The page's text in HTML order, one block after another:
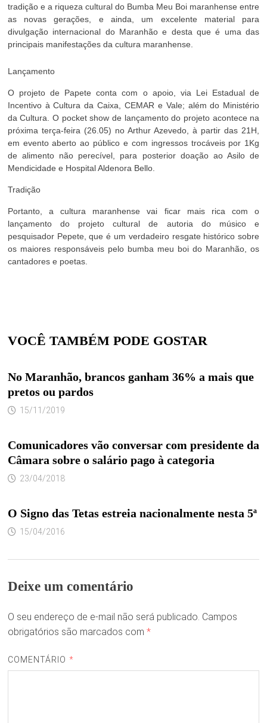
tradição e a riqueza cultural do Bumba Meu Boi maranhense entre
as novas gerações, e ainda, um excelente material para
divulgação internacional do Maranhão e desta que é uma das
principais manifestações da cultura maranhense.
Lançamento
O projeto de Papete conta com o apoio, via Lei Estadual de
Incentivo à Cultura da Caixa, CEMAR e Vale; além do Ministério
da Cultura. O pocket show de lançamento do projeto acontece na
próxima terça-feira (26.05) no Arthur Azevedo, à partir das 21H,
em evento aberto ao público e com ingressos trocáveis por 1Kg
de alimento não perecível, para posterior doação ao Asilo de
Mendicidade e Hospital Aldenora Bello.
Tradição
Portanto, a cultura maranhense vai ficar mais rica com o
lançamento do projeto cultural de autoria do músico e
pesquisador Pepete, que é um verdadeiro resgate histórico sobre
os maiores responsáveis pelo bumba meu boi do Maranhão, os
cantadores e poetas.
VOCÊ TAMBÉM PODE GOSTAR
No Maranhão, brancos ganham 36% a mais que
pretos ou pardos
15/11/2019
Comunicadores vão conversar com presidente da
Câmara sobre o salário pago à categoria
23/04/2018
O Signo das Tetas estreia nacionalmente nesta 5ª
15/04/2016
Deixe um comentário
O seu endereço de e-mail não será publicado. Campos
obrigatórios são marcados com *
COMENTÁRIO *